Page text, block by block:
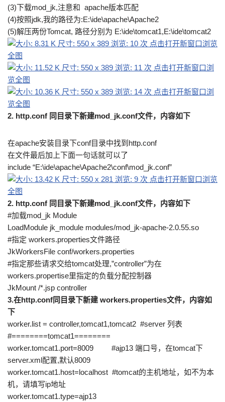
(3)下载mod_jk,注意和 apache版本匹配
(4)按照jdk,我的路径为:E:\ide\apache\Apache2
(5)解压两份Tomcat, 路径分别为 E:\ide\tomcat1,E:\ide\tomcat2
2. http.conf 同目录下新建mod_jk.conf文件，内容如下
在apache安装目录下conf目录中找到http.conf
在文件最后加上下面一句话就可以了
include “E:\ide\apache\Apache2\conf\mod_jk.conf”
2. http.conf 同目录下新建mod_jk.conf文件，内容如下
#加载mod_jk Module
LoadModule jk_module modules/mod_jk-apache-2.0.55.so
#指定 workers.properties文件路径
JkWorkersFile conf/workers.properties
#指定那些请求交给tomcat处理,”controller”为在
workers.propertise里指定的负载分配控制器
JkMount /*.jsp controller
3.在http.conf同目录下新建 workers.properties文件，内容如
下
worker.list = controller,tomcat1,tomcat2 #server 列表
#========tomcat1========
worker.tomcat1.port=8009 #ajp13 端口号，在tomcat下
server.xml配置,默认8009
worker.tomcat1.host=localhost #tomcat的主机地址，如不为本
机，请填写ip地址
worker.tomcat1.type=ajp13